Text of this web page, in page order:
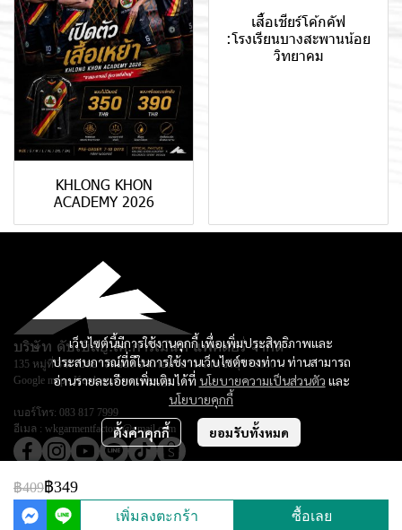
KHLONG KHON
ACADEMY 2026
เสื้อเชียร์โค้กคัฟ
:โรงเรียนบางสะพานน้อย
วิทยาคม
฿409฿349
เพิ่มลงตะกร้า ซื้อเลย
เว็บไซต์นี้มีการใช้งานคุกกี้ เพื่อเพิ่มประสิทธิภาพและ
ประสบการณ์ที่ดีในการใช้งานเว็บไซต์ของท่าน ท่านสามารถ
อ่านรายละเอียดเพิ่มเติมได้ที่ นโยบายความเป็นส่วนตัว และ
นโยบายคุกกี้
ตั้งค่าคุกกี้ ยอมรับทั้งหมด
บริษัท ดับเบิลยู.เค.การ์เม้นท์ แฟคตอรี่ จำกัด
135 หมู่ที่ 3 ตำบลยางหย่อง อำเภอท่ายาง จ.เพชรบุรี 76130
Google map : Keadsara Sport Design
เบอร์โทร: 083 817 7999
อีเมล : wkgarmentfactory@gmail.com
© Copyright 2026 All Rights Reserved.